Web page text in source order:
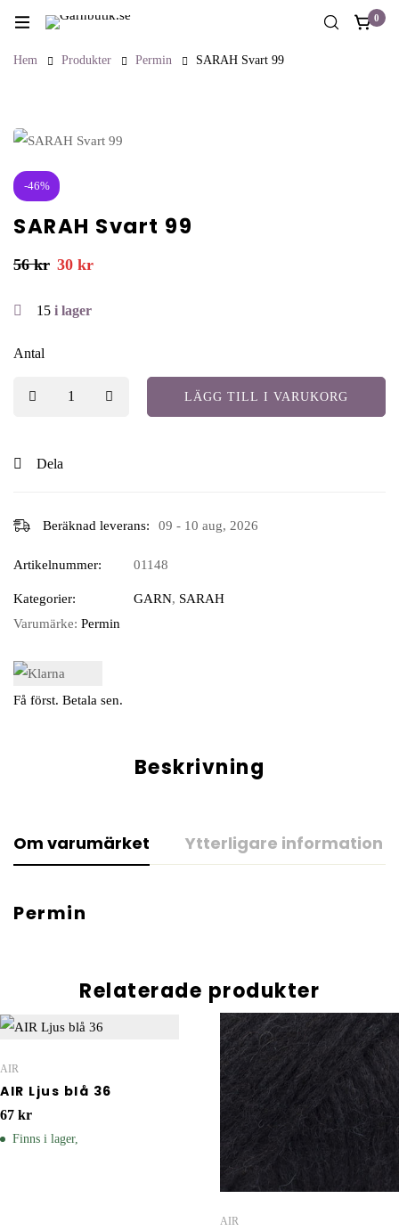
0
Hem Produkter Permin SARAH Svart 99
-46%
SARAH Svart 99
56kr 30 kr
15 i lager
Antal
LÄGG TILL I VARUKORG
Dela
Beräknad leverans: 09 - 10 aug, 2026
Artikelnummer: 01148
Kategorier: GARN, SARAH
Varumärke: Permin
Få först. Betala sen.
Beskrivning
Om varumärket Ytterligare information
Permin
Relaterade produkter
AIR
AIR Ljus blå 36
67 kr
Finns i lager,
AIR